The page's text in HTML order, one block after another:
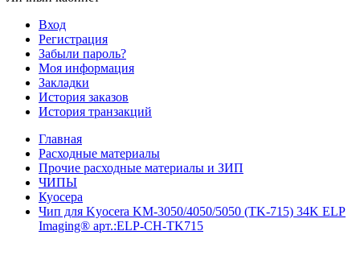
Вход
Регистрация
Забыли пароль?
Моя информация
Закладки
История заказов
История транзакций
Главная
Расходные материалы
Прочие расходные материалы и ЗИП
ЧИПЫ
Куосера
Чип для Kyocera KM-3050/4050/5050 (TK-715) 34K ELP
Imaging® арт.:ELP-CH-TK715